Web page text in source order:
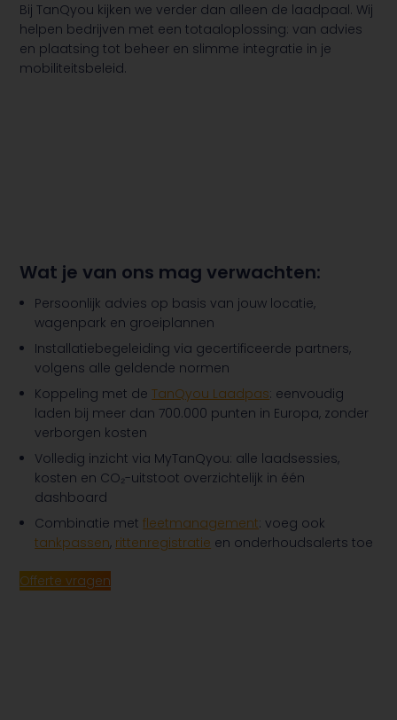
Bij TanQyou kijken we verder dan alleen de laadpaal. Wij
helpen bedrijven met een totaaloplossing: van advies
en plaatsing tot beheer en slimme integratie in je
mobiliteitsbeleid.
Wat je van ons mag verwachten:
Persoonlijk advies op basis van jouw locatie,
wagenpark en groeiplannen
Installatiebegeleiding via gecertificeerde partners,
volgens alle geldende normen
Koppeling met deTanQyou Laadpas: eenvoudig
laden bij meer dan 700.000 punten in Europa, zonder
verborgen kosten
Volledig inzicht via MyTanQyou: alle laadsessies,
kosten en CO₂-uitstoot overzichtelijk in één
dashboard
Combinatie metfleetmanagement: voeg ook
tankpassen, rittenregistratie en onderhoudsalerts toe
Offerte vragen